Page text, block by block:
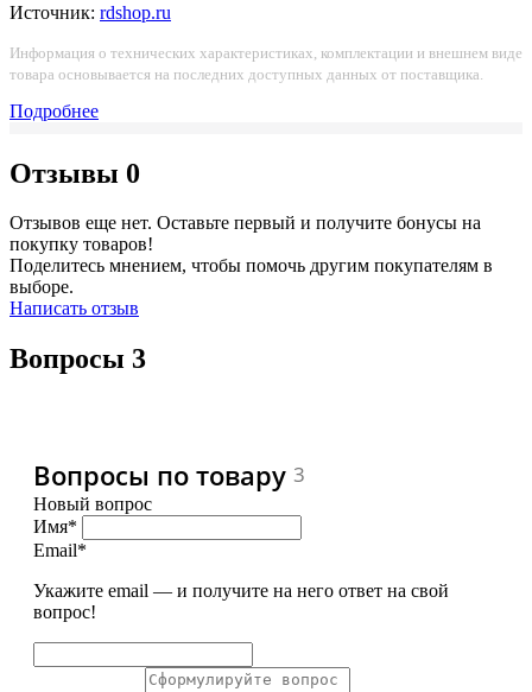
Источник: rdshop.ru
Информация о технических характеристиках, комплектации и внешнем виде
товара основывается на последних доступных данных от поставщика.
Подробнее
Отзывы 0
Отзывов еще нет. Оставьте первый и получите бонусы на
покупку товаров!
Поделитесь мнением, чтобы помочь другим покупателям в
выборе.
Написать отзыв
Вопросы 3
Вопросы по товару 3
Новый вопрос
Имя*
Email*
Укажите email — и получите на него ответ на свой
вопрос!